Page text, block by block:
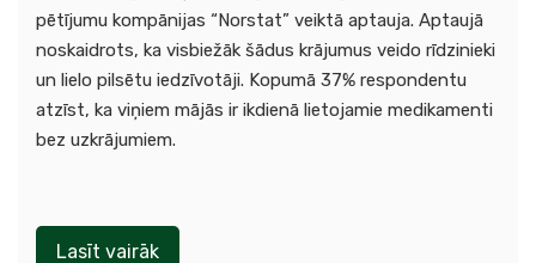
pētījumu kompānijas “Norstat” veiktā aptauja. Aptaujā
noskaidrots, ka visbiežāk šādus krājumus veido rīdzinieki
un lielo pilsētu iedzīvotāji. Kopumā 37% respondentu
atzīst, ka viņiem mājās ir ikdienā lietojamie medikamenti
bez uzkrājumiem.
Lasīt vairāk